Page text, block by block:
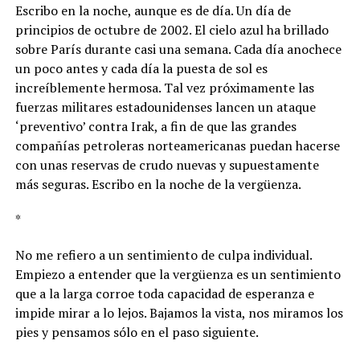
Escribo en la noche, aunque es de día. Un día de
principios de octubre de 2002. El cielo azul ha brillado
sobre París durante casi una semana. Cada día anochece
un poco antes y cada día la puesta de sol es
increíblemente hermosa. Tal vez próximamente las
fuerzas militares estadounidenses lancen un ataque
‘preventivo’ contra Irak, a fin de que las grandes
compañías petroleras norteamericanas puedan hacerse
con unas reservas de crudo nuevas y supuestamente
más seguras. Escribo en la noche de la vergüenza.
*
No me refiero a un sentimiento de culpa individual.
Empiezo a entender que la vergüenza es un sentimiento
que a la larga corroe toda capacidad de esperanza e
impide mirar a lo lejos. Bajamos la vista, nos miramos los
pies y pensamos sólo en el paso siguiente.